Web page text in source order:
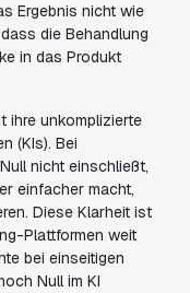
Ergebnis nicht wie
die Behandlung
in das Produkt
ihre unkomplizierte
(KIs). Bei
nicht einschließt,
einfacher macht,
Diese Klarheit ist
Plattformen weit
bei einseitigen
Null im KI